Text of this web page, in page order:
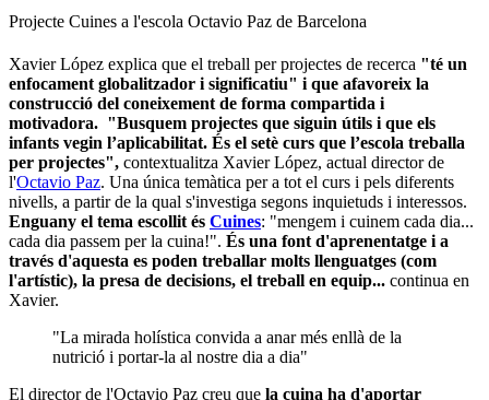
Projecte Cuines a l'escola Octavio Paz de Barcelona
Xavier López explica que el treball per projectes de recerca "té un
enfocament globalitzador i significatiu" i que afavoreix la
construcció del coneixement de forma compartida i
motivadora. "Busquem projectes que siguin útils i que els
infants vegin l’aplicabilitat. És el setè curs que l’escola treballa
per projectes", contextualitza Xavier López, actual director de
l'Octavio Paz. Una única temàtica per a tot el curs i pels diferents
nivells, a partir de la qual s'investiga segons inquietuds i interessos.
Enguany el tema escollit és Cuines: "mengem i cuinem cada dia...
cada dia passem per la cuina!". És una font d'aprenentatge i a
través d'aquesta es poden treballar molts llenguatges (com
l'artístic), la presa de decisions, el treball en equip... continua en
Xavier.
"La mirada holística convida a anar més enllà de la
nutrició i portar-la al nostre dia a dia"
El director de l'Octavio Paz creu que la cuina ha d'aportar